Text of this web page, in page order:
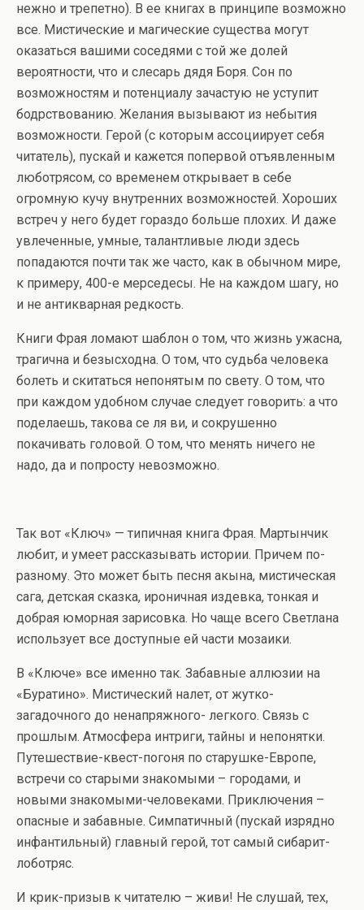
нежно и трепетно). В ее книгах в принципе возможно
все. Мистические и магические существа могут
оказаться вашими соседями с той же долей
вероятности, что и слесарь дядя Боря. Сон по
возможностям и потенциалу зачастую не уступит
бодрствованию. Желания вызывают из небытия
возможности. Герой (с которым ассоциирует себя
читатель), пускай и кажется попервой отъявленным
люботрясом, со временем открывает в себе
огромную кучу внутренних возможностей. Хороших
встреч у него будет гораздо больше плохих. И даже
увлеченные, умные, талантливые люди здесь
попадаются почти так же часто, как в обычном мире,
к примеру, 400-е мерседесы. Не на каждом шагу, но
и не антикварная редкость.
Книги Фрая ломают шаблон о том, что жизнь ужасна,
трагична и безысходна. О том, что судьба человека
болеть и скитаться непонятым по свету. О том, что
при каждом удобном случае следует говорить: а что
поделаешь, такова се ля ви, и сокрушенно
покачивать головой. О том, что менять ничего не
надо, да и попросту невозможно.
Так вот «Ключ» — типичная книга Фрая. Мартынчик
любит, и умеет рассказывать истории. Причем по-
разному. Это может быть песня акына, мистическая
сага, детская сказка, ироничная издевка, тонкая и
добрая юморная зарисовка. Но чаще всего Светлана
использует все доступные ей части мозаики.
В «Ключе» все именно так. Забавные аллюзии на
«Буратино». Мистический налет, от жутко-
загадочного до ненапряжного- легкого. Связь с
прошлым. Атмосфера интриги, тайны и непонятки.
Путешествие-квест-погоня по старушке-Европе,
встречи со старыми знакомыми – городами, и
новыми знакомыми-человеками. Приключения –
опасные и забавные. Симпатичный (пускай изрядно
инфантильный) главный герой, тот самый сибарит-
лоботряс.
И крик-призыв к читателю – живи! Не слушай, тех,